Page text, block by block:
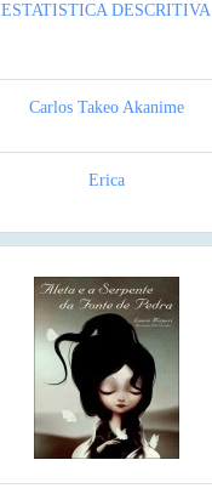
ESTATISTICA DESCRITIVA
Carlos Takeo Akanime
Erica